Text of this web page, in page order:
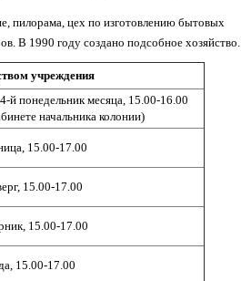
пилорама, цех по изготовлению бытовых
В 1990 году создано подсобное хозяйство.
учреждения
й понедельник месяца, 15.00-16.00
начальника колонии)
15.00-17.00
15.00-17.00
15.00-17.00
15.00-17.00